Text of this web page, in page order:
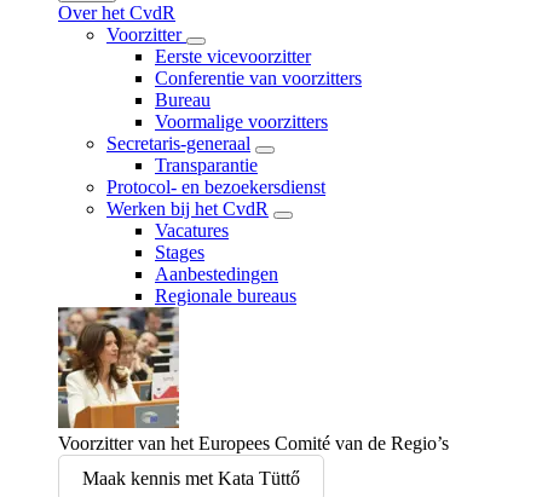
Over het CvdR
Voorzitter
Eerste vicevoorzitter
Conferentie van voorzitters
Bureau
Voormalige voorzitters
Secretaris-generaal
Transparantie
Protocol- en bezoekersdienst
Werken bij het CvdR
Vacatures
Stages
Aanbestedingen
Regionale bureaus
Voorzitter van het Europees Comité van de Regio’s
Maak kennis met Kata Tüttő